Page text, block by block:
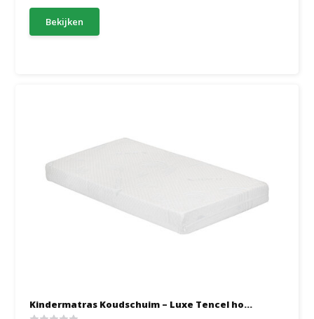
Bekijken
Kindermatras Koudschuim – Luxe Tencel ho...